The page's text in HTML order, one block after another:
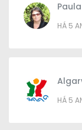
HÁ 5
HÁ 5